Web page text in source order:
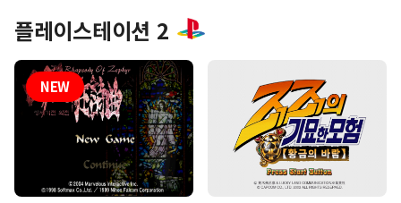
플레이스테이션 2